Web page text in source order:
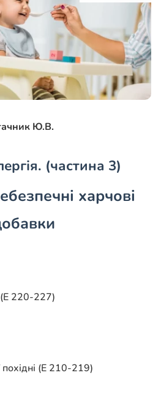
Ю.В.
(частина 3)
харчові
(Е 220-227)
похідні (Е 210-219)